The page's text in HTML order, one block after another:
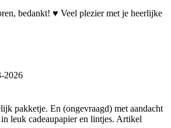
bedankt! ♥️ Veel plezier met je heerlijke
2026
pakketje. En (ongevraagd) met aandacht
leuk cadeaupapier en lintjes. Artikel